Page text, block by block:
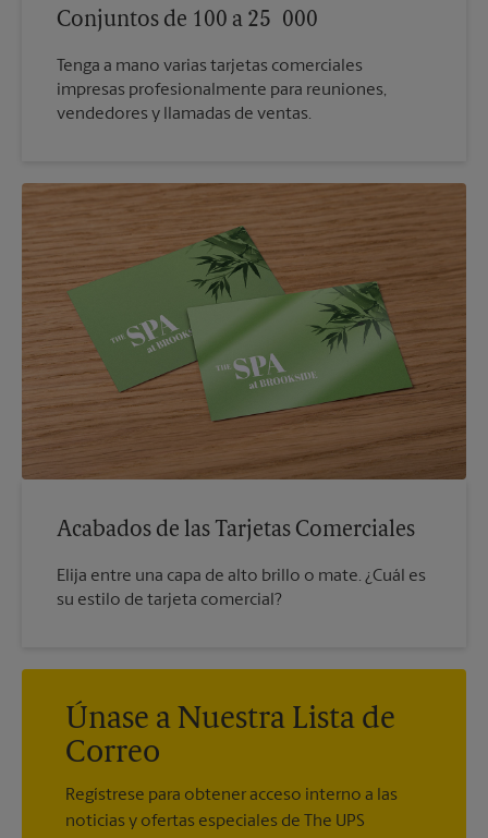
Conjuntos de 100 a 25 000
Tenga a mano varias tarjetas comerciales
impresas profesionalmente para reuniones,
vendedores y llamadas de ventas.
Acabados de las Tarjetas Comerciales
Elija entre una capa de alto brillo o mate. ¿Cuál es
su estilo de tarjeta comercial?
Únase a Nuestra Lista de
Correo
Regístrese para obtener acceso interno a las
noticias y ofertas especiales de The UPS